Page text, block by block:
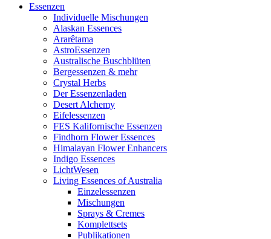
Essenzen
Individuelle Mischungen
Alaskan Essences
Ararêtama
AstroEssenzen
Australische Buschblüten
Bergessenzen & mehr
Crystal Herbs
Der Essenzenladen
Desert Alchemy
Eifelessenzen
FES Kalifornische Essenzen
Findhorn Flower Essences
Himalayan Flower Enhancers
Indigo Essences
LichtWesen
Living Essences of Australia
Einzelessenzen
Mischungen
Sprays & Cremes
Komplettsets
Publikationen